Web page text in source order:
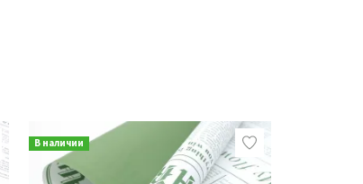
В наличии